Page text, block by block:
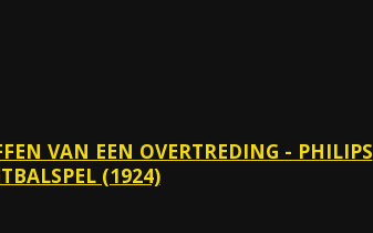
VAN EEN OVERTREDING - PHILIPS
(1924)